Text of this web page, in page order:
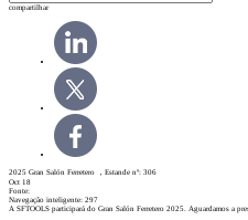
compartilhar
2025 Gran Salón Ferretero ，Estande nº: 306
Oct 18
Fonte:
Navegação inteligente: 297
A SFTOOLS participará do Gran Salón Ferretero 2025. Aguardamos a